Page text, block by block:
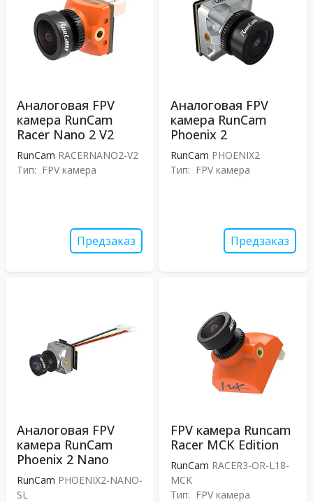
Аналоговая FPV
камера RunCam
Racer Nano 2 V2
RunCam RACERNANO2-V2
Тип: FPV камера
Предзаказ
Аналоговая FPV
камера RunCam
Phoenix 2
RunCam PHOENIX2
Тип: FPV камера
Предзаказ
Аналоговая FPV
камера RunCam
Phoenix 2 Nano
RunCam PHOENIX2-NANO-
SL
FPV камера Runcam
Racer MCK Edition
RunCam RACER3-OR-L18-
MCK
Тип: FPV камера